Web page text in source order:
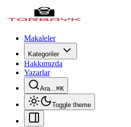
Makaleler
Kategoriler
Hakkımızda
Yazarlar
Ara...⌘K
Toggle theme